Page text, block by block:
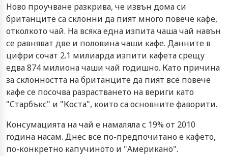
Ново проучване разкрива, че извън дома си
британците са склонни да пият много повече кафе,
отколкото чай. На всяка една изпита чаша чай навън
се равняват две и половина чаши кафе. Данните в
цифри сочат 2.1 милиарда изпити кафета срещу
едва 874 милиона чаши чай годишно. Като причина
за склонността на британците да пият все повече
кафе се посочва разрастването на вериги като
"Старбъкс" и "Коста", които са основните фаворити.
Консумацията на чай е намаляла с 19% от 2010
година насам. Днес все по-предпочитано е кафето,
по-конкретно капучиното и "Американо".